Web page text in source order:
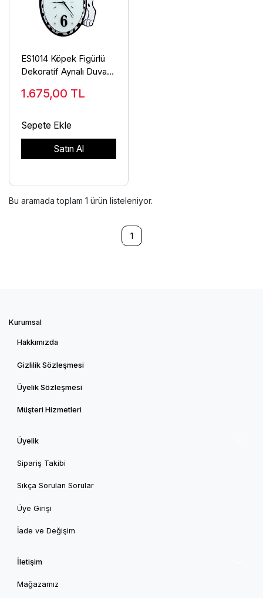
ES1014 Köpek Figürlü
Dekoratif Aynalı Duvar
1.675,00 TL
Sepete Ekle
Satın Al
Bu aramada toplam 1 ürün listeleniyor.
1
Kurumsal
Hakkımızda
Gizlilik Sözleşmesi
Üyelik Sözleşmesi
Müşteri Hizmetleri
Üyelik
Sipariş Takibi
Sıkça Sorulan Sorular
Üye Girişi
İade ve Değişim
İletişim
Mağazamız